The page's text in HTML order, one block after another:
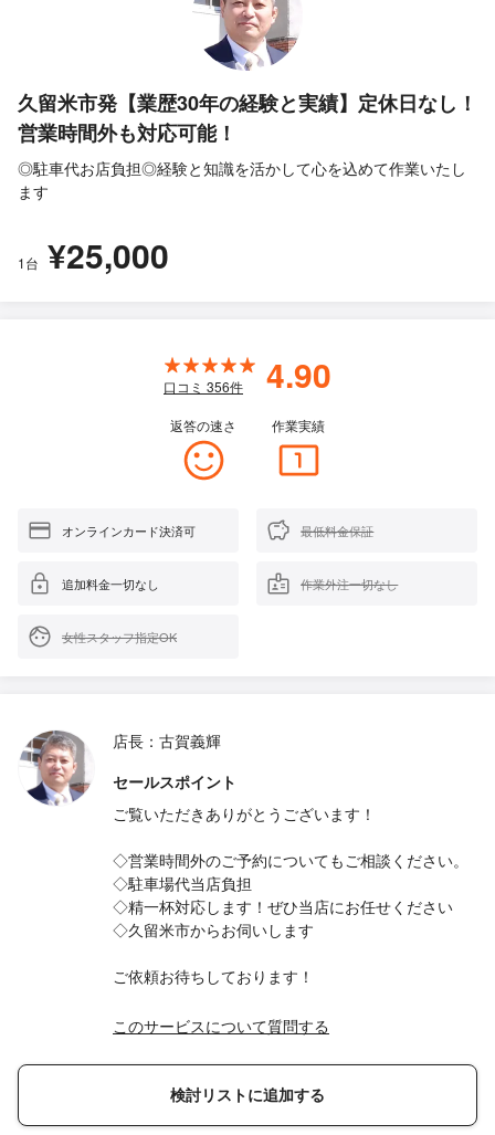
久留米市発【業歴30年の経験と実績】定休日なし！
営業時間外も対応可能！
◎駐車代お店負担◎経験と知識を活かして心を込めて作業いたし
ます
1台 ¥25,000
口コミ 356件 4.90
返答の速さ 作業実績
オンラインカード決済可 最低料金保証
追加料金一切なし 作業外注一切なし
女性スタッフ指定OK
店長：古賀義輝
セールスポイント
ご覧いただきありがとうございます！
◇営業時間外のご予約についてもご相談ください。
◇駐車場代当店負担
◇精一杯対応します！ぜひ当店にお任せください
◇久留米市からお伺いします
ご依頼お待ちしております！
このサービスについて質問する
検討リストに追加する